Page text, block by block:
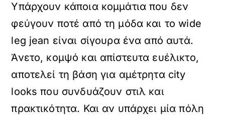
Υπάρχουν κάποια κομμάτια που δεν
φεύγουν ποτέ από τη μόδα και το wide
leg jean είναι σίγουρα ένα από αυτά.
Άνετο, κομψό και απίστευτα ευέλικτο,
αποτελεί τη βάση για αμέτρητα city
looks που συνδυάζουν στιλ και
πρακτικότητα. Και αν υπάρχει μία πόλη